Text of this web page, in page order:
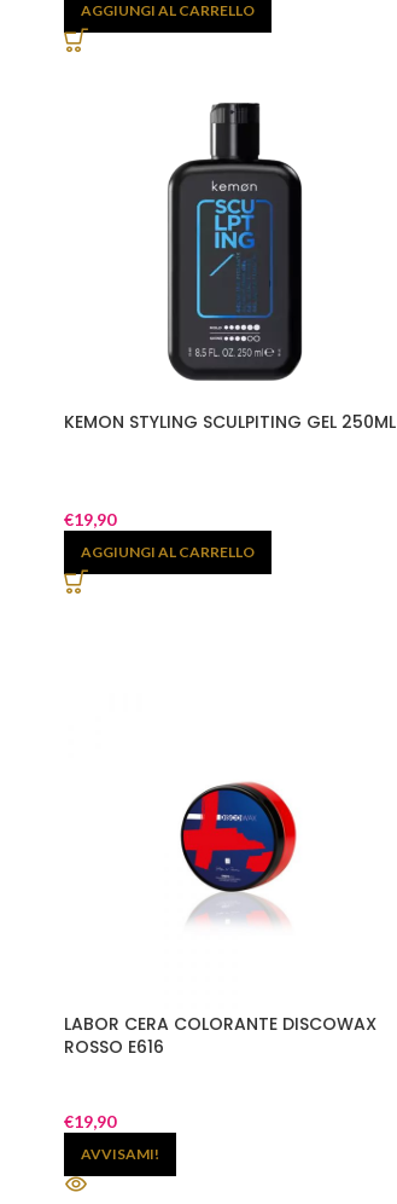
AGGIUNGI AL CARRELLO
KEMON STYLING SCULPITING GEL 250ML
€19,90
AGGIUNGI AL CARRELLO
LABOR CERA COLORANTE DISCOWAX
ROSSO E616
€19,90
AVVISAMI!